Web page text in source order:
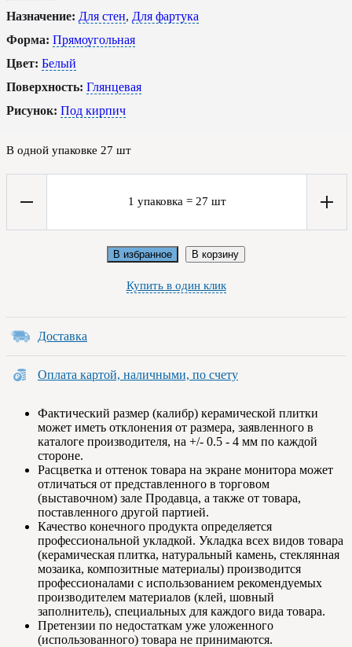
Назначение: Для стен, Для фартука
Форма: Прямоугольная
Цвет: Белый
Поверхность: Глянцевая
Рисунок: Под кирпич
В одной упаковке 27 шт
1 упаковка = 27 шт
В избранное В корзину
Купить в один клик
Доставка
Оплата картой, наличными, по счету
Фактический размер (калибр) керамической плитки
может иметь отклонения от размера, заявленного в
каталоге производителя, на +/- 0.5 - 4 мм по каждой
стороне.
Расцветка и оттенок товара на экране монитора может
отличаться от представленного в торговом
(выставочном) зале Продавца, а также от товара,
поставленного другой партией.
Качество конечного продукта определяется
профессиональной укладкой. Укладка всех видов товара
(керамическая плитка, натуральный камень, стеклянная
мозаика, композитные материалы) производится
профессионалами с использованием рекомендуемых
производителем материалов (клей, шовный
заполнитель), специальных для каждого вида товара.
Претензии по недостаткам уже уложенного
(использованного) товара не принимаются.